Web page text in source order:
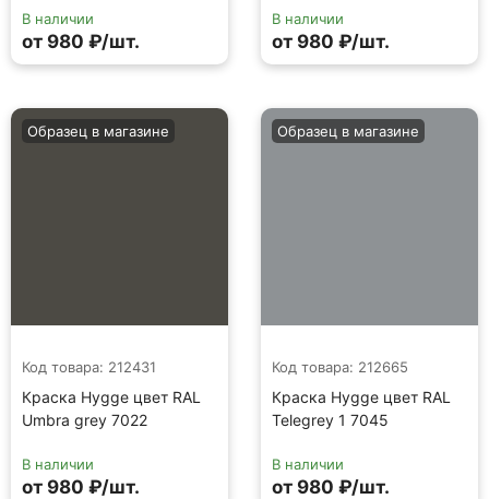
В наличии
от 980 ₽/шт.
В наличии
от 980 ₽/шт.
Код товара: 212431
Краска Hygge цвет RAL
Umbra grey 7022
Образец в магазине
В наличии
от 980 ₽/шт.
Код товара: 212665
Краска Hygge цвет RAL
Telegrey 1 7045
Образец в магазине
В наличии
от 980 ₽/шт.